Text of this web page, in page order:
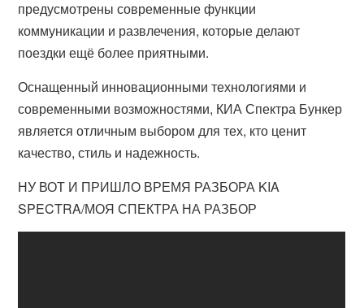
предусмотрены современные функции
коммуникации и развлечения, которые делают
поездки ещё более приятными.
Оснащенный инновационными технологиями и
современными возможностями, КИА Спектра Бункер
является отличным выбором для тех, кто ценит
качество, стиль и надежность.
НУ ВОТ И ПРИШЛО ВРЕМЯ РАЗБОРА KIA
SPECTRA/МОЯ СПЕКТРА НА РАЗБОР